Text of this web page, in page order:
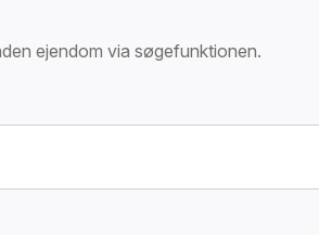
ejendom via søgefunktionen.